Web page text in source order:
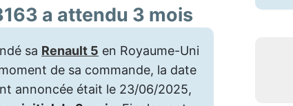
a attendu 3 mois
sa Renault 5 en Royaume-Uni
de sa commande, la date
annoncée était le 23/06/2025,